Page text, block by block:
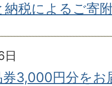
納税によるご寄
券3,000円分をお